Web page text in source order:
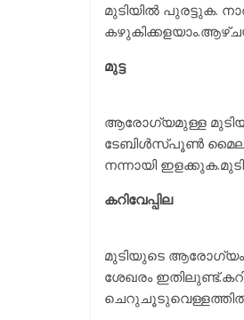
മുടിയിൽ പുരട്ടുക.
മുട്ട
ആരോഗ്യമുള്ള
ടേബിൾസ്പൂൺ
നന്നായി
കറിവേപ്പില
മുടിയുടെ ആരോഗ്യം
ശേഖരം
ചെറുചൂടുവെള്ളത്തിൽ